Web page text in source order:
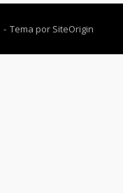
Tema por SiteOrigin